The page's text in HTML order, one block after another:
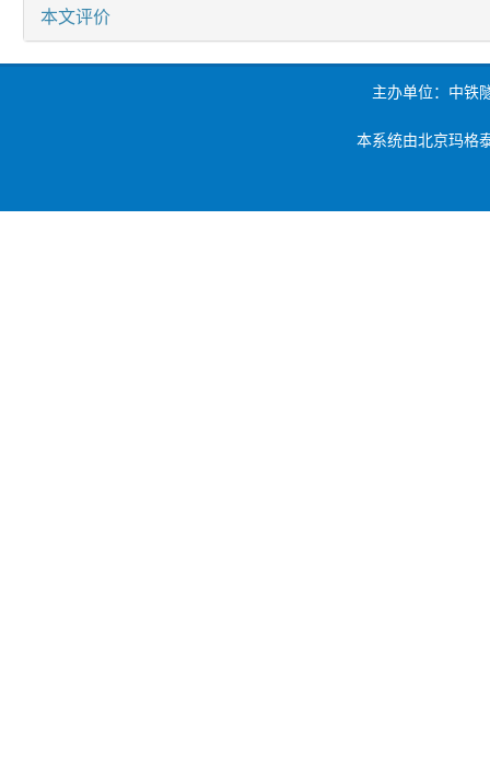
本文评价
主办单位：中铁
本系统由北京玛格